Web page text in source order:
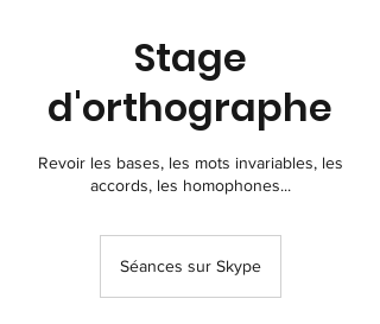
Stage
d'orthographe
Revoir les bases, les mots invariables, les
accords, les homophones...
Séances sur Skype